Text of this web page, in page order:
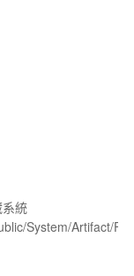
統
System/Artifact/